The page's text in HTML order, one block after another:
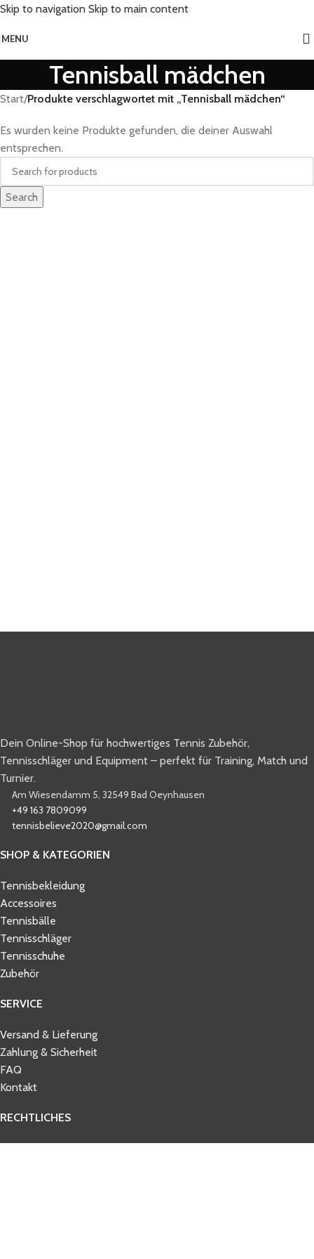
Skip to navigation Skip to main content
MENU
Tennisball mädchen
Start/Produkte verschlagwortet mit „Tennisball mädchen“
Es wurden keine Produkte gefunden, die deiner Auswahl
entsprechen.
Search
Dein Online-Shop für hochwertiges Tennis Zubehör,
Tennisschläger und Equipment – perfekt für Training, Match und
Turnier.
Am Wiesendamm 5, 32549 Bad Oeynhausen
+49 163 7809099
tennisbelieve2020@gmail.com
SHOP & KATEGORIEN
Tennisbekleidung
Accessoires
Tennisbälle
Tennisschläger
Tennisschuhe
Zubehör
SERVICE
Versand & Lieferung
Zahlung & Sicherheit
FAQ
Kontakt
RECHTLICHES